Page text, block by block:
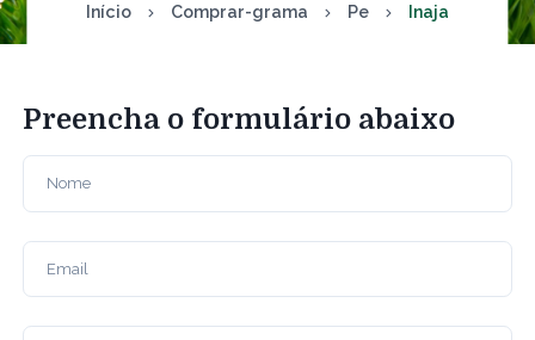
Início Comprar-grama Pe Inaja
Preencha o formulário abaixo